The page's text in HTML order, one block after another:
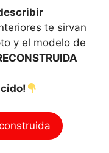
te sirvan
y el modelo de